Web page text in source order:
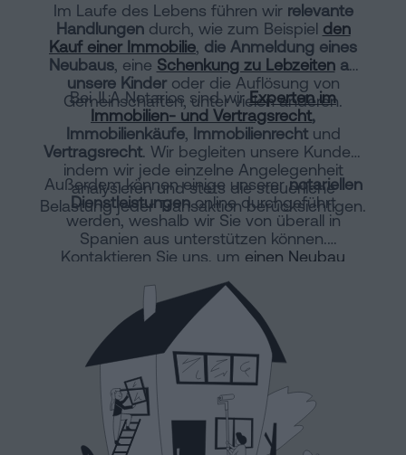
Im Laufe des Lebens führen wir relevante
Handlungendurch, wie zum Beispiel den
Kauf einer Immobilie, die Anmeldung eines
Neubaus, eine Schenkung zu Lebzeitenan
unsere Kinderoder die Auflösung von
Gemeinschaften, unter vielen anderen.
Bei JLA Notarios sind wirExperten im
Immobilien- und Vertragsrecht,
Immobilienkäufe, Immobilienrechtund
Vertragsrecht. Wir begleiten unsere Kunden,
indem wir jede einzelne Angelegenheit
analysieren und stets die steuerliche
Belastung jeder Transaktion berücksichtigen.
Außerdem können einige unserernotariellen
Dienstleistungenonline durchgeführt
werden, weshalb wir Sie von überall in
Spanien aus unterstützen können.
Kontaktieren Sie uns, um einen Neubau
Teilung vorzunehmen.